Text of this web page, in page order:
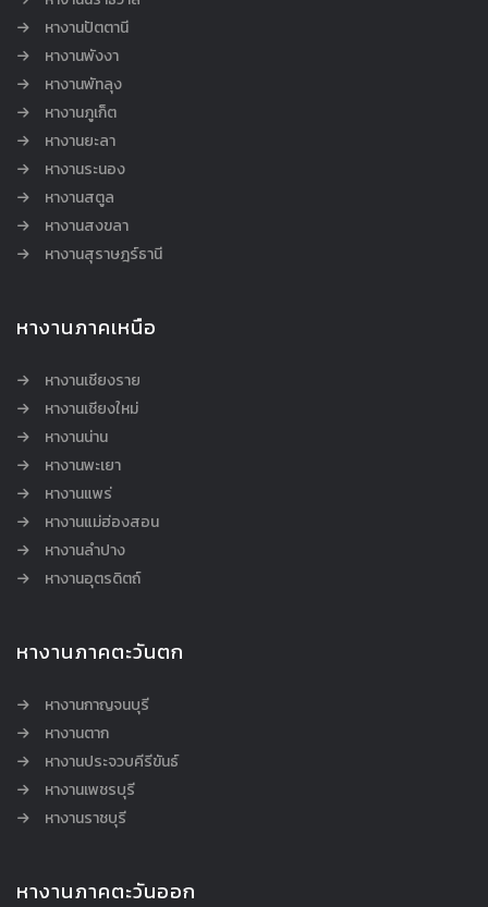
หางานปัตตานี
หางานพังงา
หางานพัทลุง
หางานภูเก็ต
หางานยะลา
หางานระนอง
หางานสตูล
หางานสงขลา
หางานสุราษฎร์ธานี
หางานภาคเหนือ
หางานเชียงราย
หางานเชียงใหม่
หางานน่าน
หางานพะเยา
หางานแพร่
หางานแม่ฮ่องสอน
หางานลำปาง
หางานอุตรดิตถ์
หางานภาคตะวันตก
หางานกาญจนบุรี
หางานตาก
หางานประจวบคีรีขันธ์
หางานเพชรบุรี
หางานราชบุรี
หางานภาคตะวันออก